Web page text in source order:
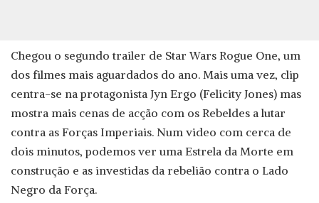
Chegou o segundo trailer de Star Wars Rogue One, um
dos filmes mais aguardados do ano. Mais uma vez, clip
centra-se na protagonista Jyn Ergo (Felicity Jones) mas
mostra mais cenas de acção com os Rebeldes a lutar
contra as Forças Imperiais. Num video com cerca de
dois minutos, podemos ver uma Estrela da Morte em
construção e as investidas da rebelião contra o Lado
Negro da Força.